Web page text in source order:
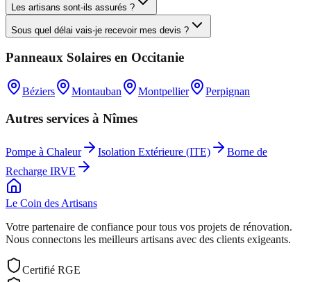
Les artisans sont-ils assurés ?
Sous quel délai vais-je recevoir mes devis ?
Panneaux Solaires en Occitanie
Béziers Montauban Montpellier Perpignan
Autres services à Nîmes
Pompe à Chaleur Isolation Extérieure (ITE)
Borne de
Recharge IRVE
Le Coin desArtisans
Votre partenaire de confiance pour tous vos projets de rénovation.
Nous connectons les meilleurs artisans avec des clients exigeants.
Certifié RGE